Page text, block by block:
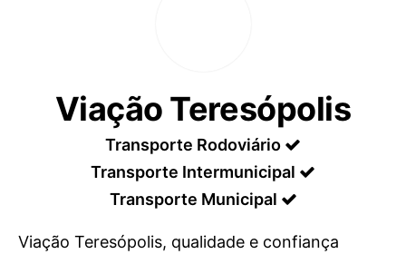
Viação Teresópolis
Transporte Rodoviário
Transporte Intermunicipal
Transporte Municipal
Viação Teresópolis, qualidade e confiança